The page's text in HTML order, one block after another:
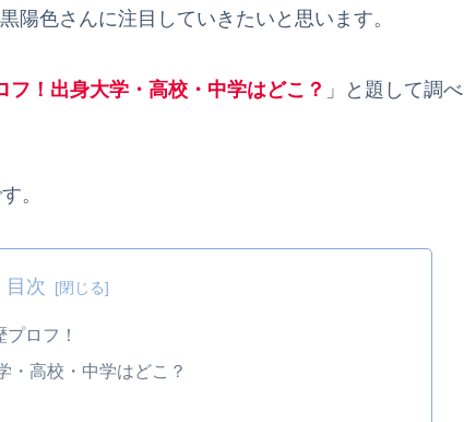
陽色さんに注目していきたいと思います。
フ！出身大学・高校・中学はどこ？ 」と題して調べ
。
目次
ロフ！
・高校・中学はどこ？